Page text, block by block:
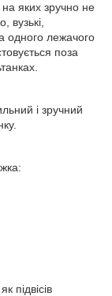
на яких зручно не
вузькі,
одного лежачого
поза
і зручний
підвісів